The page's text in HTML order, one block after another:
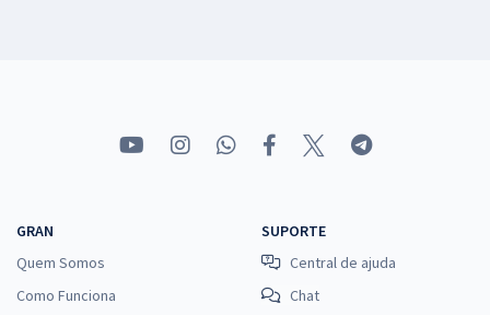
GRAN
Quem Somos
Como Funciona
SUPORTE
Central de ajuda
Chat